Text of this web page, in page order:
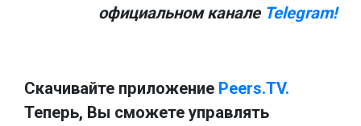
официальном канале Telegram!
Скачивайте приложение Peers.TV.
Теперь, Вы сможете управлять